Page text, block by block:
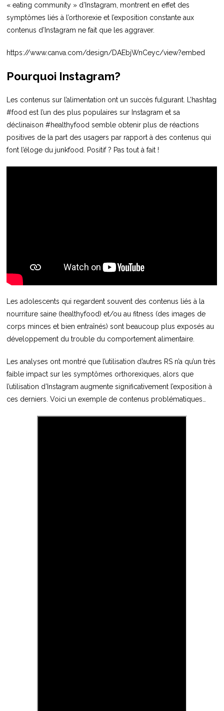
« eating community » d’Instagram, montrent en effet des
symptômes liés à l’orthorexie et l’exposition constante aux
contenus d’Instagram ne fait que les aggraver.
https://www.canva.com/design/DAEbjWnCeyc/view?embed
Pourquoi Instagram?
Les contenus sur l’alimentation ont un succès fulgurant. L’hashtag
#food est l’un des plus populaires sur Instagram et sa
déclinaison #healthyfood semble obtenir plus de réactions
positives de la part des usagers par rapport à des contenus qui
font l’éloge du junkfood. Positif ? Pas tout à fait !
Les adolescents qui regardent souvent des contenus liés à la
nourriture saine (healthyfood) et/ou au fitness (des images de
corps minces et bien entraînés) sont beaucoup plus exposés au
développement du trouble du comportement alimentaire.
Les analyses ont montré que l’utilisation d’autres RS n’a qu’un très
faible impact sur les symptômes orthorexiques, alors que
l’utilisation d’Instagram augmente significativement l’exposition à
ces derniers. Voici un exemple de contenus problématiques…